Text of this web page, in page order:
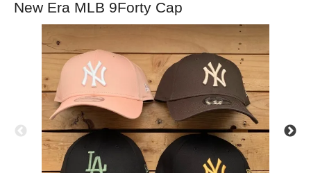
New Era MLB 9Forty Cap